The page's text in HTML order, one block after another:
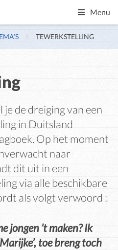
Menu
TEWERKSTELLING
de dreiging van een
in Duitsland
Op het moment
naar
dit uit in een
via alle beschikbare
als volgt verwoord :
jongen ’t maken? Ik
toe breng toch